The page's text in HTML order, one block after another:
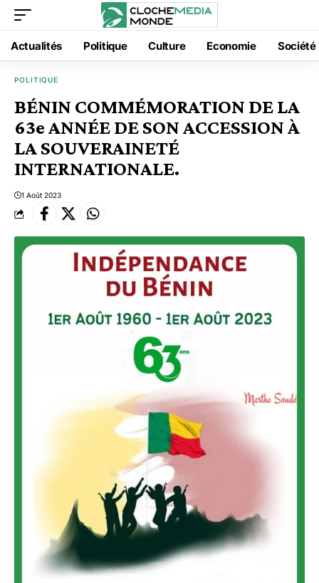
Actualités Politique Culture Economie Société
POLITIQUE
BÉNIN COMMÉMORATION DE LA
63e ANNÉE DE SON ACCESSION À
LA SOUVERAINETÉ
INTERNATIONALE.
1 Août 2023